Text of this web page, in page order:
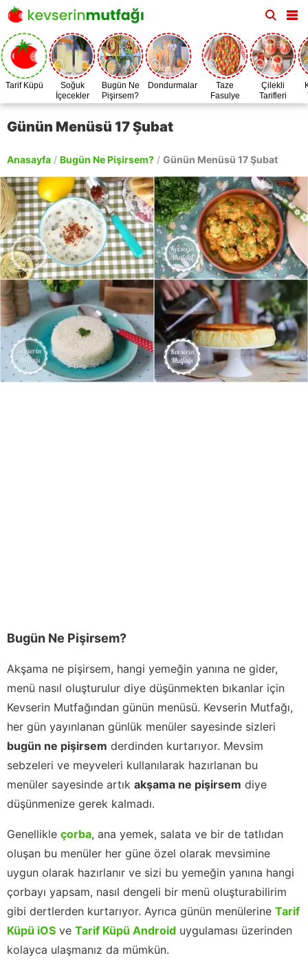
Tarif Küpü
Soğuk
İçecekler
Bugün Ne
Pişirsem?
Dondurmalar
Taze
Fasulye
Zamanı
Çilekli
Tarifleri
Günün Menüsü 17 Şubat
Anasayfa / Bugün Ne Pişirsem? / Günün Menüsü 17 Şubat
Bugün Ne Pişirsem?
Akşama ne pişirsem, hangi yemeğin yanına ne gider,
menü nasıl oluşturulur diye düşünmekten bıkanlar için
Kevserin Mutfağından günün menüsü. Kevserin Mutfağı,
her gün yayınlanan günlük menüler sayesinde sizleri
bugün ne pişirsem derdinden kurtarıyor. Mevsim
sebzeleri ve meyveleri kullanılarak hazırlanan bu
menüler sayesinde artık akşama ne pişirsem diye
düşünmenize gerek kalmadı.
Genellikle çorba, ana yemek, salata ve bir de tatlıdan
oluşan bu menüler her güne özel olarak mevsimine
uygun olarak hazırlanır ve sizi bu yemeğin yanına hangi
çorbayı yapsam, nasıl dengeli bir menü oluşturabilirim
gibi dertlerden kurtarıyor. Ayrıca günün menülerine Tarif
Küpü iOS ve Tarif Küpü Android uygulaması üzerinden
kolayca ulaşmanız da mümkün.